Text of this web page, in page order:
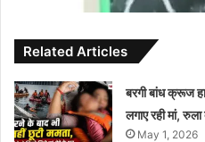
Related Articles
बरगी बांध क्रूज
लगाए रही मां,
May 1, 2026